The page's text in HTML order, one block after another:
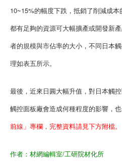
10~15%的幅度下跌，抵銷了削減成
都有足夠的資源可大幅擴產或開發新
者的規模與市佔率的大小，不同日本
理如表五所示。
最後，近來日圓大幅升值，對日本觸
觸控面板廠會造成何種程度的影響，
前線」專欄，完整資料請見下方附檔。
作者： 材網編輯室/工研院材化所